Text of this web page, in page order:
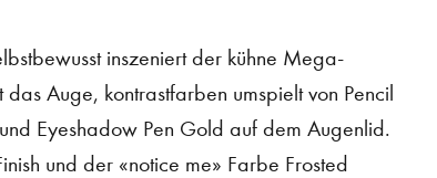
inszeniert der kühne Mega-
das Auge, kontrastfarben umspielt von Pencil
Eyeshadow Pen Gold auf dem Augenlid.
und der «notice me» Farbe Frosted